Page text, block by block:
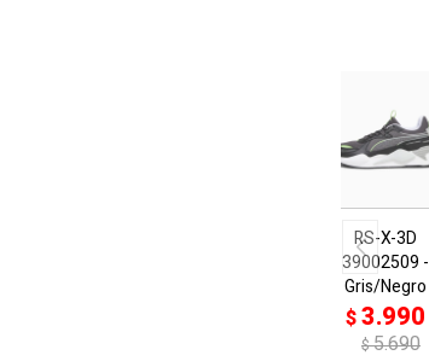
RS-X-3D
39002509 -
Gris/Negro
$3.990
$5.690